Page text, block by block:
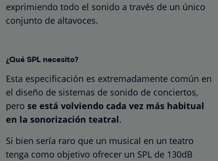
exprimiendo todo el sonido a través de un único
conjunto de altavoces.
¿Qué SPL necesito?
Esta especificación es extremadamente común en
el diseño de sistemas de sonido de conciertos,
pero se está volviendo cada vez más habitual
en la sonorización teatral.
Si bien sería raro que un musical en un teatro
tenga como objetivo ofrecer un SPL de 130dB